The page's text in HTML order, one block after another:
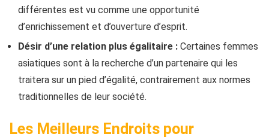
différentes est vu comme une opportunité
d’enrichissement et d’ouverture d’esprit.
Désir d’une relation plus égalitaire : Certaines femmes
asiatiques sont à la recherche d’un partenaire qui les
traitera sur un pied d’égalité, contrairement aux normes
traditionnelles de leur société.
Les Meilleurs Endroits pour